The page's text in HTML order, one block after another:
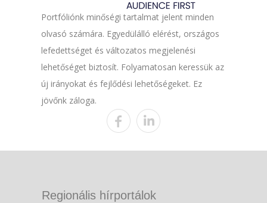
Portfóliónk minőségi tartalmat jelent minden
olvasó számára. Egyedülálló elérést, országos
lefedettséget és változatos megjelenési
lehetőséget biztosít. Folyamatosan keressük az
új irányokat és fejlődési lehetőségeket. Ez
jövőnk záloga.
Regionális hírportálok